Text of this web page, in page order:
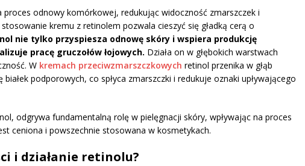
proces odnowy komórkowej, redukując widoczność zmarszczek i
kremu z retinolem pozwala cieszyć się gładką cerą o
nie tylko przyspiesza odnowę skóry i wspiera produkcję
pracę gruczołów łojowych. Działa on w głębokich warstwach
W kremach przeciwzmarszczkowych retinol przenika w głąb
podporowych, co spłyca zmarszczki i redukuje oznaki upływającego
odgrywa fundamentalną rolę w pielęgnacji skóry, wpływając na proces
ceniona i powszechnie stosowana w kosmetykach.
i działanie retinolu?